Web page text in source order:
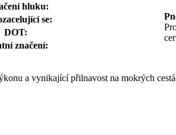
hluku:
se:
DOT:
značení:
a vynikající přilnavost na mokrých